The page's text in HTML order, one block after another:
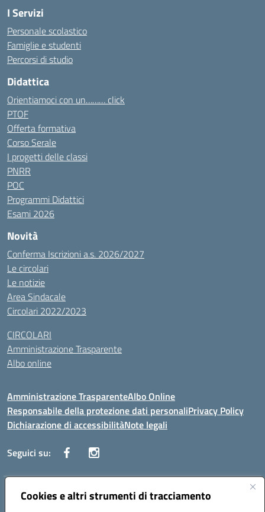
Cookies e altri strumenti di tracciamento
I Servizi
Personale scolastico
Famiglie e studenti
Percorsi di studio
Didattica
Orientiamoci con un……… click
PTOF
Offerta formativa
Corso Serale
I progetti delle classi
PNRR
POC
Programmi Didattici
Esami 2026
Novità
Conferma Iscrizioni a.s. 2026/2027
Le circolari
Le notizie
Area Sindacale
Circolari 2022/2023
CIRCOLARI
Amministrazione Trasparente
Albo online
Amministrazione TrasparenteAlbo Online
Responsabile della protezione dati personaliPrivacy Policy
Dichiarazione di accessibilitàNote legali
Seguici su:
Indirizzo:Corso Vittorio Emanuele, 27 90133 - Palermo